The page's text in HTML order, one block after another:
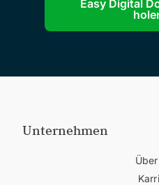
Easy Digital
Unternehmen